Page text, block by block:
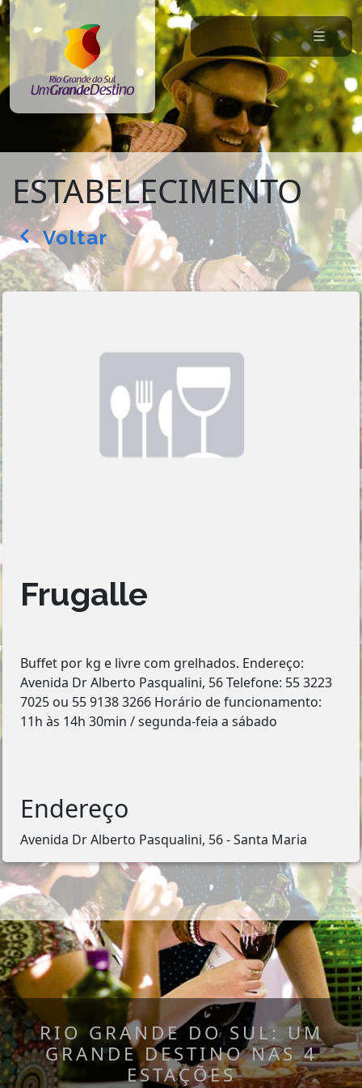
ESTABELECIMENTO
arrow_back_ios Voltar
Frugalle
Buffet por kg e livre com grelhados. Endereço:
Avenida Dr Alberto Pasqualini, 56 Telefone: 55 3223
7025 ou 55 9138 3266 Horário de funcionamento:
11h às 14h 30min / segunda-feia a sábado
Endereço
Avenida Dr Alberto Pasqualini, 56 - Santa Maria
RIO GRANDE DO SUL: UM
GRANDE DESTINO NAS 4
ESTAÇÕES